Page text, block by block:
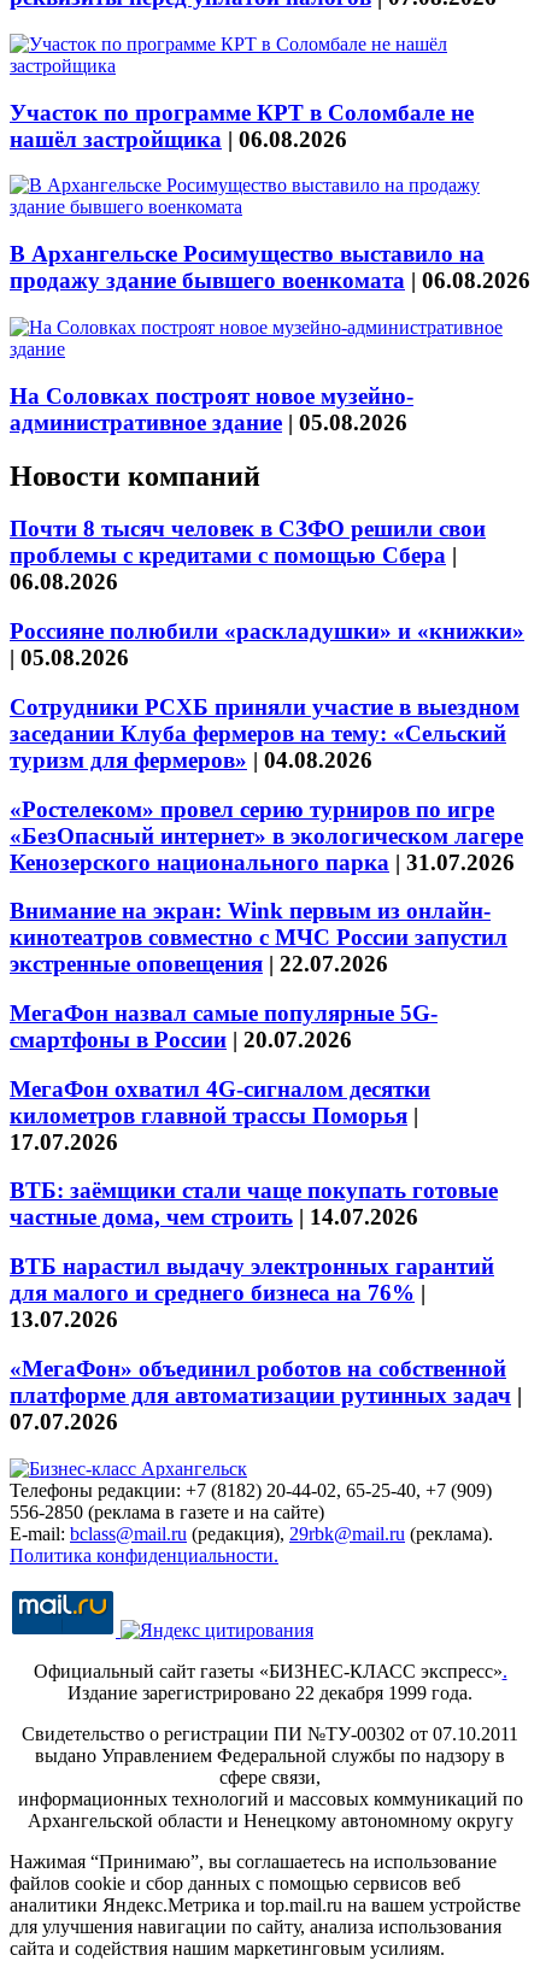
Участок по программе КРТ в Соломбале не
нашёл застройщика | 06.08.2026
В Архангельске Росимущество выставило на
продажу здание бывшего военкомата | 06.08.2026
На Соловках построят новое музейно-
административное здание | 05.08.2026
Новости компаний
Почти 8 тысяч человек в СЗФО решили свои
проблемы с кредитами с помощью Сбера |
06.08.2026
Россияне полюбили «раскладушки» и «книжки»
| 05.08.2026
Сотрудники РСХБ приняли участие в выездном
заседании Клуба фермеров на тему: «Сельский
туризм для фермеров» | 04.08.2026
«Ростелеком» провел серию турниров по игре
«БезОпасный интернет» в экологическом лагере
Кенозерского национального парка | 31.07.2026
Внимание на экран: Wink первым из онлайн-
кинотеатров совместно с МЧС России запустил
экстренные оповещения | 22.07.2026
МегаФон назвал самые популярные 5G-
смартфоны в России | 20.07.2026
МегаФон охватил 4G-сигналом десятки
километров главной трассы Поморья |
17.07.2026
ВТБ: заёмщики стали чаще покупать готовые
частные дома, чем строить | 14.07.2026
ВТБ нарастил выдачу электронных гарантий
для малого и среднего бизнеса на 76% |
13.07.2026
«МегаФон» объединил роботов на собственной
платформе для автоматизации рутинных задач |
07.07.2026
Телефоны редакции: +7 (8182) 20-44-02, 65-25-40, +7 (909)
556-2850 (реклама в газете и на сайте)
E-mail: bclass@mail.ru (редакция), 29rbk@mail.ru (реклама).
Политика конфиденциальности.
Официальный сайт газеты «БИЗНЕС-КЛАСС экспресс».
Издание зарегистрировано 22 декабря 1999 года.
Свидетельство о регистрации ПИ №ТУ-00302 от 07.10.2011
выдано Управлением Федеральной службы по надзору в
сфере связи,
информационных технологий и массовых коммуникаций по
Архангельской области и Ненецкому автономному округу
Нажимая “Принимаю”, вы соглашаетесь на использование
файлов cookie и сбор данных с помощью сервисов веб
аналитики Яндекс.Метрика и top.mail.ru на вашем устройстве
для улучшения навигации по сайту, анализа использования
сайта и содействия нашим маркетинговым усилиям.